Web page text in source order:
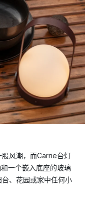
风潮，而Carrie台灯
一个嵌入底座的玻璃
、花园或家中任何小